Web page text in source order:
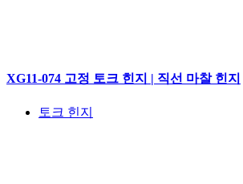
XG11-074 고정 토크 힌지 | 직선 마찰 힌지
토크 힌지